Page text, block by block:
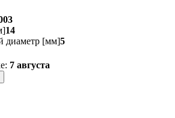
14
диаметр [мм]5
7 августа